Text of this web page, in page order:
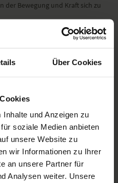
Über Cookies
und Anzeigen zu
soziale Medien anbieten
unsere Website zu
wir Informationen zu Ihrer
an unsere Partner für
Analysen weiter. Unsere
der Bewegung und Kraft sich zu
ruhig; und mit
humorvoll angeleitet.
laden